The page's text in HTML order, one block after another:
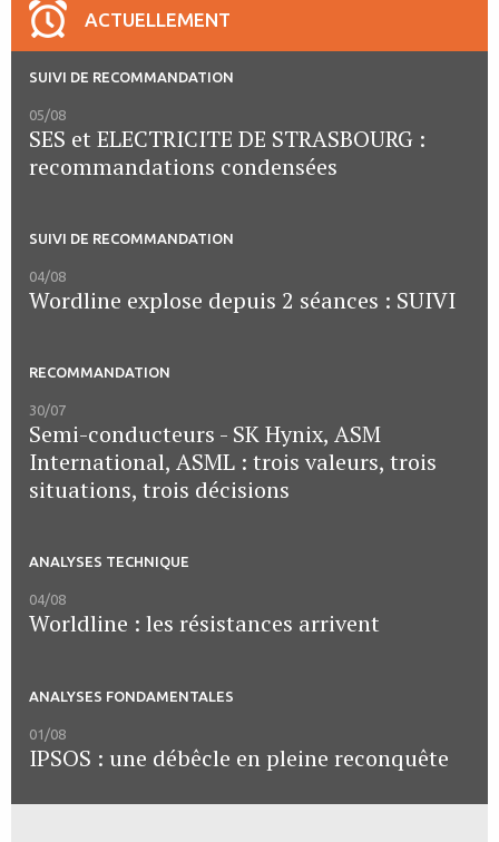
ACTUELLEMENT
SUIVI DE RECOMMANDATION
05/08
SES et ELECTRICITE DE STRASBOURG :
recommandations condensées
SUIVI DE RECOMMANDATION
04/08
Wordline explose depuis 2 séances : SUIVI
RECOMMANDATION
30/07
Semi-conducteurs - SK Hynix, ASM
International, ASML : trois valeurs, trois
situations, trois décisions
ANALYSES TECHNIQUE
04/08
Worldline : les résistances arrivent
ANALYSES FONDAMENTALES
01/08
IPSOS : une débêcle en pleine reconquête